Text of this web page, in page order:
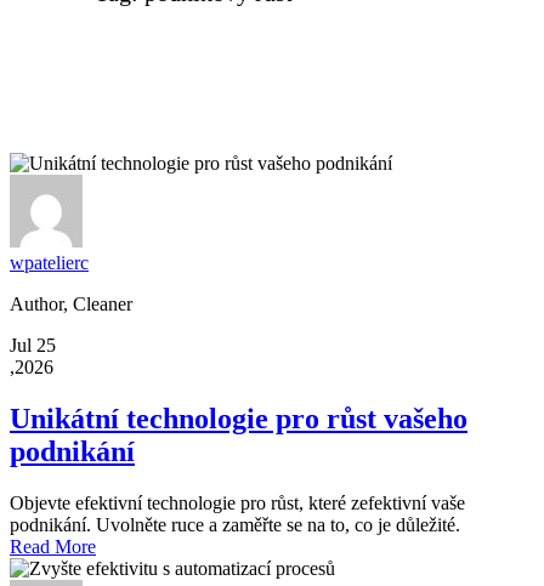
wpatelierc
Author, Cleaner
Jul 25
,2026
Unikátní technologie pro růst vašeho
podnikání
Objevte efektivní technologie pro růst, které zefektivní vaše
podnikání. Uvolněte ruce a zaměřte se na to, co je důležité.
Read More